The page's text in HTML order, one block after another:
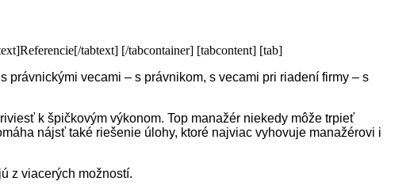
tabtext] [/tabcontainer] [tabcontent] [tab]
vecami – s právnikom, s vecami pri riadení firmy – s
k špičkovým výkonom. Top manažér niekedy môže trpieť
nájsť také riešenie úlohy, ktoré najviac vyhovuje manažérovi i
z viacerých možností.